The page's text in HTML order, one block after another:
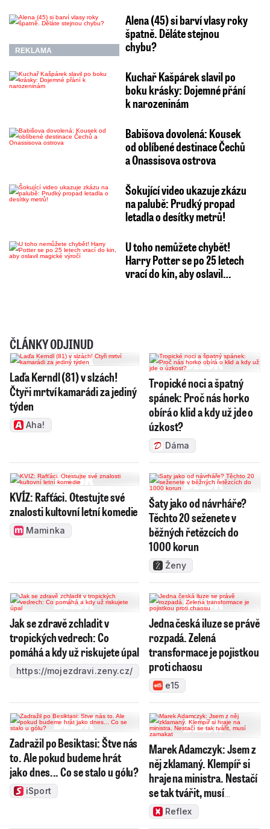
REKLAMA
Alena (45) si barví vlasy roky
špatně. Děláte stejnou
chybu?
Kuchař Kašpárek slavil po
boku krásky: Dojemné přání
k narozeninám
Babišova dovolená: Kousek
od oblíbené destinace Čechů
a Onassisova ostrova
Šokující video ukazuje zkázu
na palubě: Prudký propad
letadla o desítky metrů!
U toho nemůžete chybět!
Harry Potter se po 25 letech
vrací do kin, aby oslavil…
ČLÁNKY ODJINUD
Laďa Kerndl (81) v slzách!
Čtyři mrtví kamarádi za jediný
týden
Aha!
Tropické noci a špatný
spánek: Proč nás horko
obírá o klid a kdy už jde o
úzkost?
Dáma
KVÍZ: Rafťáci. Otestujte své
znalosti kultovní letní komedie
Maminka
Šaty jako od návrháře?
Těchto 20 seženete v
běžných řetězcích do
1000 korun
Ženy
Jak se zdravě zchladit v
tropických vedrech: Co
pomáhá a kdy už riskujete úpal
https://mojezdravi.zeny.cz/
Jedna česká iluze se právě
rozpadá. Zelená
transformace je pojistkou
proti chaosu
e15
Zadražil po Besiktasi: Štve nás
to. Ale pokud budeme hrát
jako dnes... Co se stalo u gólu?
iSport
Marek Adamczyk: Jsem z
něj zklamaný. Klempíř si
hraje na ministra. Nestačí
se tak tvářit, musí
zamakat
Reflex